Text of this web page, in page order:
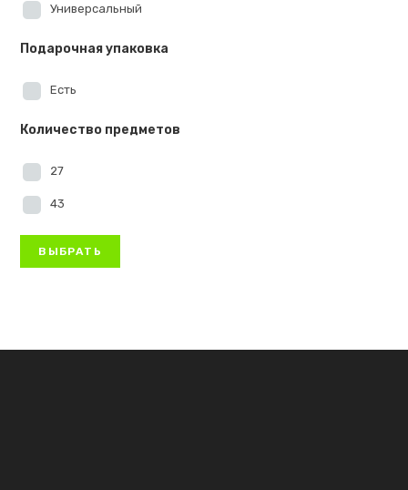
Универсальный
Подарочная упаковка
Есть
Количество предметов
27
43
ВЫБРАТЬ